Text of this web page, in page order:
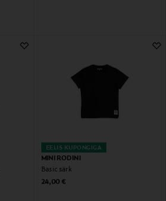
EELIS KUPONGIGA
MINI RODINI
Basic särk
Original Price
24,00 €